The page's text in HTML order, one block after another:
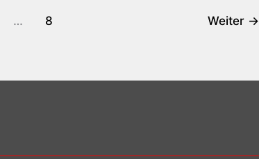
… 8 Weiter →